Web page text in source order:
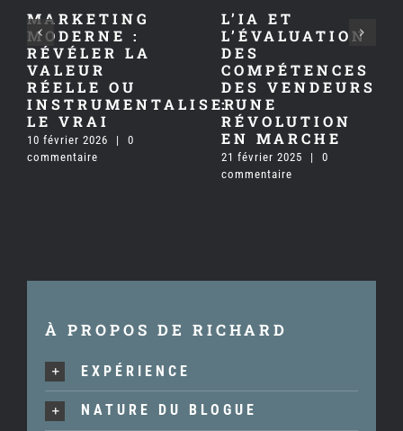
MARKETING
MODERNE :
RÉVÉLER LA
VALEUR
RÉELLE OU
INSTRUMENTALISER
LE VRAI
10 février 2026 |
commentaire
L’IA ET
L’ÉVALUATION
DES
COMPÉTENCES
DES VENDEURS
: UNE
RÉVOLUTION
EN MARCHE
21 février 2025 |
commentaire
À PROPOS DE RICHARD
EXPÉRIENCE
NATURE DU BLOGUE